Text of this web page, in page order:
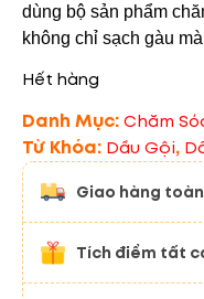
dùng bộ sản phẩm
không chỉ sạch gàu
Hết hàng
Danh Mục:Chăm
Từ Khóa: Dầu Gội,
Giao hàng
Tích điểm tất